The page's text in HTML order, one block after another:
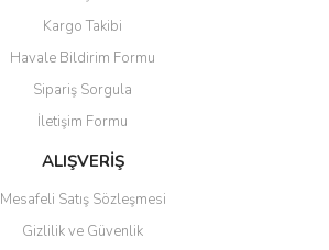
Kargo Takibi
Havale Bildirim Formu
Sipariş Sorgula
İletişim Formu
ALIŞVERİŞ
Mesafeli Satış Sözleşmesi
Gizlilik ve Güvenlik